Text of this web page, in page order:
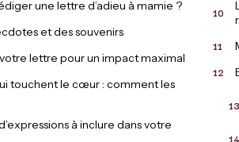
une lettre d’adieu à mamie ?
et des souvenirs
lettre pour un impact maximal
touchent le cœur : comment les
à inclure dans votre